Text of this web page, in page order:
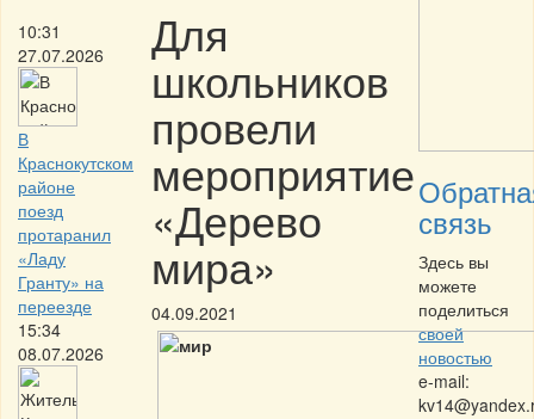
10:31
27.07.2026
В
Краснокутском
районе
поезд
протаранил
«Ладу
Гранту» на
переезде
15:34
08.07.2026
Для
школьников
провели
мероприятие
«Дерево
мира»
04.09.2021
связь
Здесь вы
можете
поделиться
своей
новостью
e-mail: